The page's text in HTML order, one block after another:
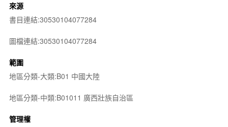
來源
書目連結:30530104077284
圖檔連結:30530104077284
範圍
地區分類-大類:B01 中國大陸
地區分類-中類:B01011 廣西壯族自治區
管理權